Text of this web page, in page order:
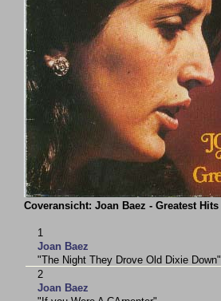
Coveransicht: Joan Baez - Greatest Hits
1
Joan Baez
"The Night They Drove Old Dixie Down"
2
Joan Baez